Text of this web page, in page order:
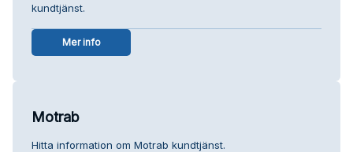
kundtjänst.
Mer info
Motrab
Hitta information om Motrab kundtjänst.